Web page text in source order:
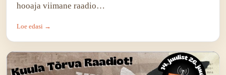
hooaja viimane raadio…
Loe edasi →